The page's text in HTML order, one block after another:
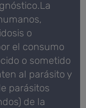
o
el consumo
o sometido
al parásito y
parásitos
de la